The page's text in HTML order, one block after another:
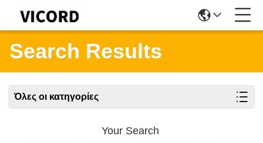
Search Results
Όλες οι κατηγορίες
Your Search